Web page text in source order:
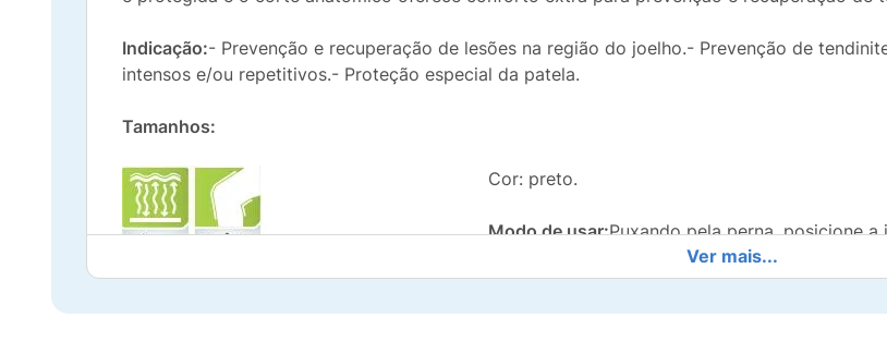
Indicação:- Prevenção e recuperação de lesões na região do joelho.- Prevenção de
intensos e/ou repetitivos.- Proteção especial da patela.
Tamanhos:
Cor: preto.
Modo de usar:Puxando pela perna, posicione
joelho. Seu necessário ajuste ocasionalmente
Ver mais...